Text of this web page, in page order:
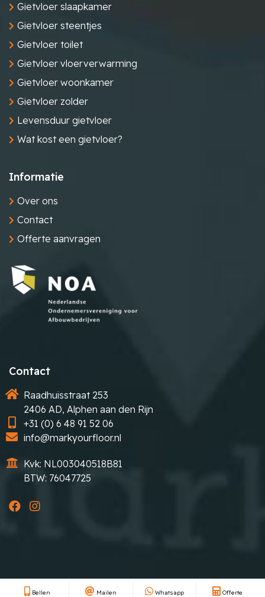
Gietvloer slaapkamer
Gietvloer steentjes
Gietvloer toilet
Gietvloer vloerverwarming
Gietvloer woonkamer
Gietvloer zolder
Levensduur gietvloer
Wat kost een gietvloer?
Informatie
Over ons
Contact
Offerte aanvragen
Contact
Raadhuisstraat 253
2406 AD, Alphen aan den Rijn
+31 (0) 6 48 91 52 06
info@markyourfloor.nl
Kvk: NL003040518B81
BTW: 76047725
© 2026 Mark Your Floor |Algemene voorwaarden Sitemap
Bellen Mailen Whatsapp Offerte